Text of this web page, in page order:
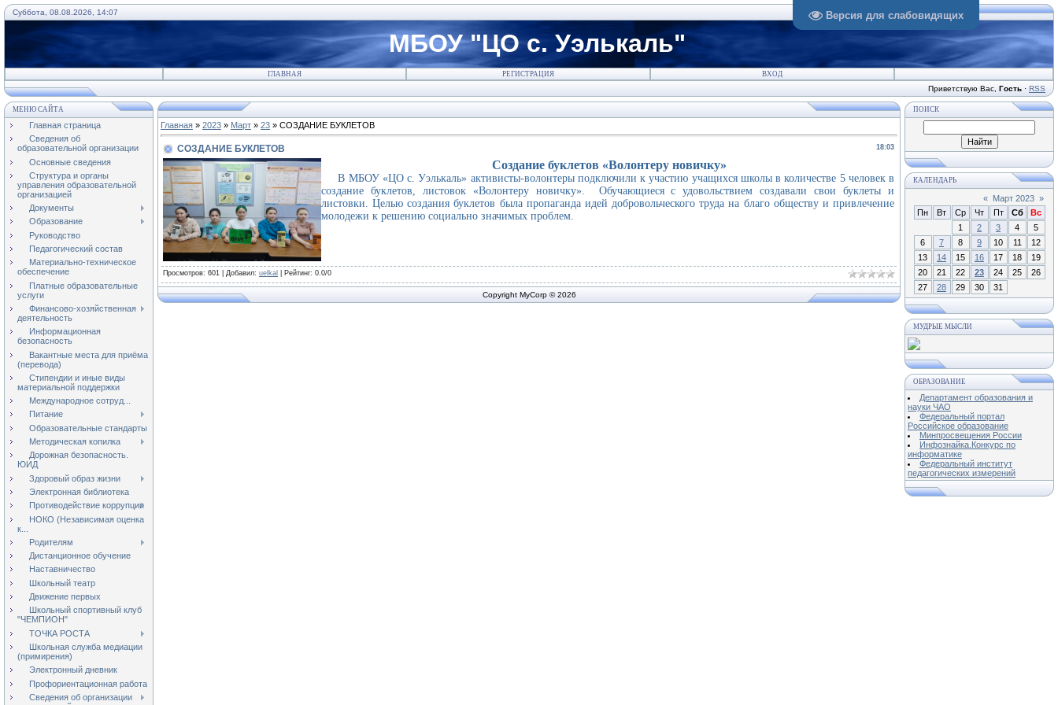
Версия для слабовидящих
Суббота, 08.08.2026, 14:07
МБОУ "ЦО с. Уэлькаль"
ГЛАВНАЯ РЕГИСТРАЦИЯ ВХОД
Приветствую Вас Гость · RSS
МЕНЮ САЙТА
Главная страница
Сведения об
образовательной организации
Основные сведения
Структура и органы
управления образовательной
организацией
Документы
Образование
Руководство
Педагогический состав
Материально-техническое
обеспечение
Платные образовательные
услуги
Финансово-хозяйственная
деятельность
Информационная
безопасность
Вакантные места для приёма
(перевода)
Стипендии и иные виды
материальной поддержки
Международное сотруд...
Питание
Образовательные стандарты
Методическая копилка
Дорожная безопасность.
ЮИД
Здоровый образ жизни
Электронная библиотека
Противодействие коррупции
НОКО (Независимая оценка
к...
Родителям
Дистанционное обучение
Наставничество
Школьный театр
Движение первых
Школьный спортивный клуб
"ЧЕМПИОН"
ТОЧКА РОСТА
Школьная служба медиации
(примирения)
Электронный дневник
Профориентационная работа
Сведения об организации
Главная » 2023 » Март » 23 » СОЗДАНИЕ БУКЛЕТОВ
18:03
СОЗДАНИЕ БУКЛЕТОВ
Создание буклетов «Волонтеру новичку»
В МБОУ «ЦО с. Уэлькаль» активисты-волонтеры подключили к участию учащихся школы в количестве 5 человек в
создание буклетов, листовок «Волонтеру новичку». Обучающиеся с удовольствием создавали свои буклеты и
листовки. Целью создания буклетов была пропаганда идей добровольческого труда на благо обществу и привлечение
молодежи к решению социально значимых проблем.
Просмотров: 601 | Добавил: uelkal Рейтинг: 0.0/0
Copyright MyCorp © 2026
ПОИСК
КАЛЕНДАРЬ
« Март 2023 »
Пн
Вт Ср Чт Пт Сб
Вс
1
2 3 4
5
6
7 8 9 10 11
12
13
14 15 16 17 18
19
20
21 22 23 24 25
26
27
28 29 30 31
МУДРЫЕ МЫСЛИ
ОБРАЗОВАНИЕ
Департамент образования и
науки ЧАО
Федеральный портал
Российское образование
Минпросвещения России
Инфознайка.Конкурс по
информатике
Федеральный институт
педагогических измерений